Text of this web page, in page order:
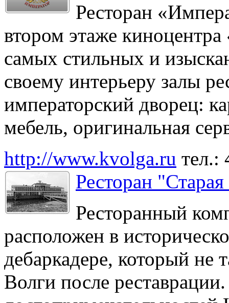
Ресторан
втором этаже
самых стильных и
своему интерьеру залы
императорский дворец:
мебель, оригинальная
http://www.kvolga.ru тел.:
Ресторан
Ресторанный
расположен в
дебаркадере, который не
Волги после